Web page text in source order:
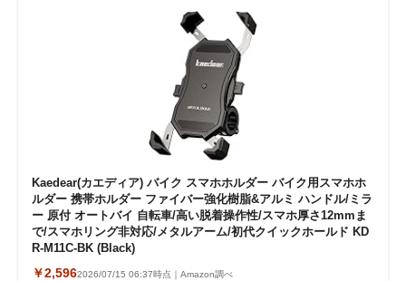
Kaedear(カエディア) バイク スマホホルダー バイク用スマホホ
ルダー 携帯ホルダー ファイバー強化樹脂&アルミ ハンドル/ミラ
ー 原付 オートバイ 自転車/高い脱着操作性/スマホ厚さ12mmま
で/スマホリング非対応/メタルアーム/初代クイックホールド KD
R-M11C-BK (Black)
￥2,5962026/07/15 06:37時点｜Amazon調べ